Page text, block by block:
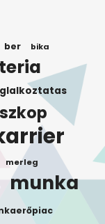
ber bika
merleg
munka